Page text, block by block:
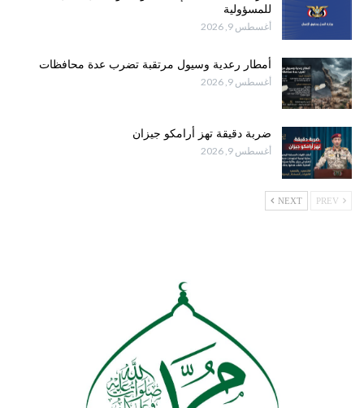
للمسؤولية
أغسطس 9, 2026
أمطار رعدية وسيول مرتقبة تضرب عدة محافظات
أغسطس 9, 2026
ضربة دقيقة تهز أرامكو جيزان
أغسطس 9, 2026
NEXT